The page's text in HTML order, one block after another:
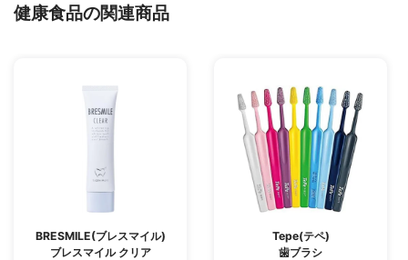
健康食品の関連商品
BRESMILE(ブレスマイル)
ブレスマイル クリア
Tepe(テペ)
歯ブラシ